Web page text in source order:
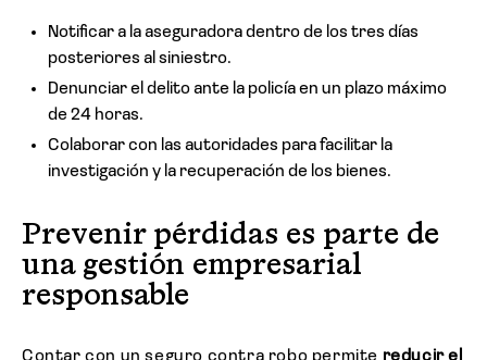
Notificar a la aseguradora dentro de los tres días
posteriores al siniestro.
Denunciar el delito ante la policía en un plazo máximo
de 24 horas.
Colaborar con las autoridades para facilitar la
investigación y la recuperación de los bienes.
Prevenir pérdidas es parte de
una gestión empresarial
responsable